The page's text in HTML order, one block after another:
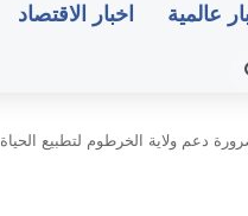
عالمية اخبار الاقتصاد
دعم ولاية الخرطوم لتطبيع الحياة